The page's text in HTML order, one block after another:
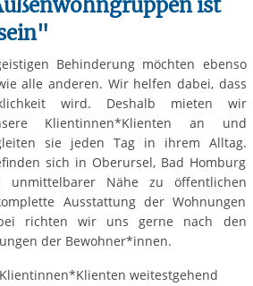
ist
Behinderung möchten ebenso
alle anderen. Wir helfen dabei, dass
wird. Deshalb mieten wir
Klientinnen*Klienten an und
sie jeden Tag in ihrem Alltag.
sich in Oberursel, Bad Homburg
unmittelbarer Nähe zu öffentlichen
Ausstattung der Wohnungen
richten wir uns gerne nach den
der Bewohner*innen.
weitestgehend